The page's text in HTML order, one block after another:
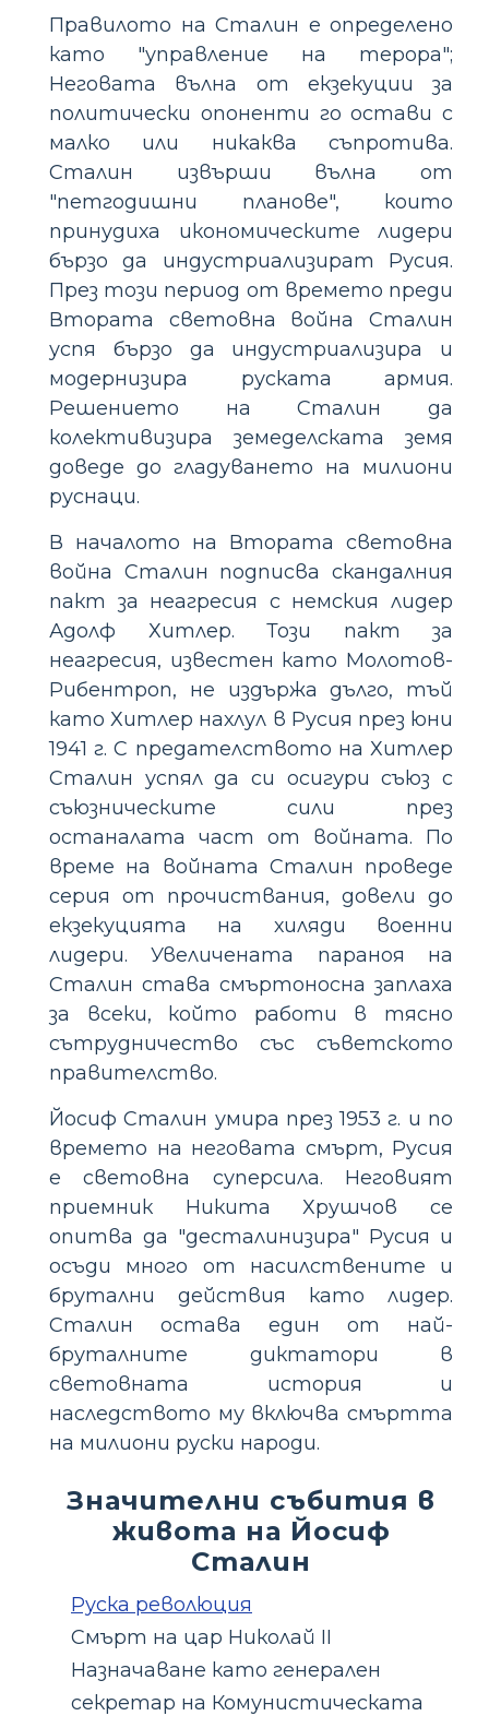
Правилото на Сталин е определено
като "управление на терора";
Неговата вълна от екзекуции за
политически опоненти го остави с
малко или никаква съпротива.
Сталин извърши вълна от
"петгодишни планове", които
принудиха икономическите лидери
бързо да индустриализират Русия.
През този период от времето преди
Втората световна война Сталин
успя бързо да индустриализира и
модернизира руската армия.
Решението на Сталин да
колективизира земеделската земя
доведе до гладуването на милиони
руснаци.
В началото на Втората световна
война Сталин подписва скандалния
пакт за неагресия с немския лидер
Адолф Хитлер. Този пакт за
неагресия, известен като Молотов-
Рибентроп, не издържа дълго, тъй
като Хитлер нахлул в Русия през юни
1941 г. С предателството на Хитлер
Сталин успял да си осигури съюз с
съюзническите сили през
останалата част от войната. По
време на войната Сталин проведе
серия от прочиствания, довели до
екзекуцията на хиляди военни
лидери. Увеличената параноя на
Сталин става смъртоносна заплаха
за всеки, който работи в тясно
сътрудничество със съветското
правителство.
Йосиф Сталин умира през 1953 г. и по
времето на неговата смърт, Русия
е световна суперсила. Неговият
приемник Никита Хрушчов се
опитва да "десталинизира" Русия и
осъди много от насилствените и
брутални действия като лидер.
Сталин остава един от най-
бруталните диктатори в
световната история и
наследството му включва смъртта
на милиони руски народи.
Значителни събития в
живота на Йосиф
Сталин
Руска революция
Смърт на цар Николай II
Назначаване като генерален
секретар на Комунистическата